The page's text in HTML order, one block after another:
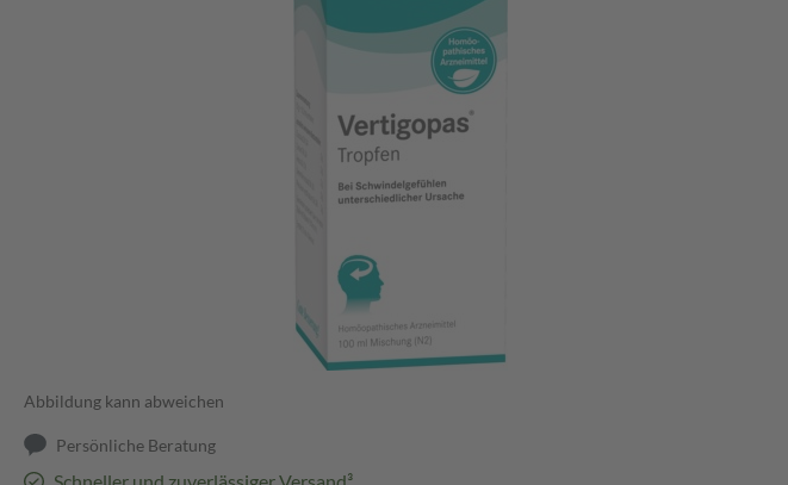
Abbildung kann abweichen
Persönliche Beratung